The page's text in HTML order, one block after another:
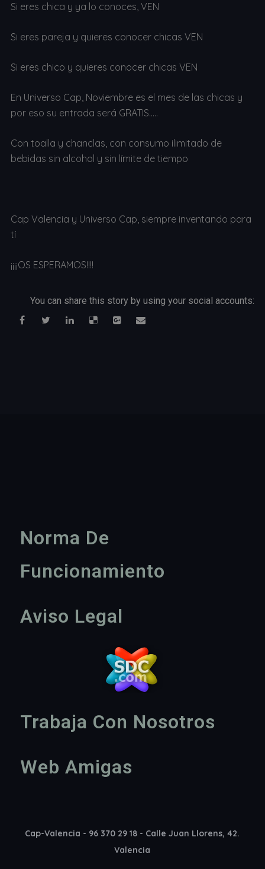
Si eres chica y ya lo conoces, VEN
Si eres pareja y quieres conocer chicas VEN
Si eres chico y quieres conocer chicas VEN
En Universo Cap, Noviembre es el mes de las chicas y
por eso su entrada será GRATIS…..
Con toalla y chanclas, con consumo ilimitado de
bebidas sin alcohol y sin límite de tiempo
Cap Valencia y Universo Cap, siempre inventando para
tí
¡¡¡¡OS ESPERAMOS!!!!
You can share this story by using your social accounts:
Norma De
Funcionamiento
Aviso Legal
Trabaja Con Nosotros
Web Amigas
Cap-Valencia - 96 370 29 18 - Calle Juan Llorens, 42.
Valencia